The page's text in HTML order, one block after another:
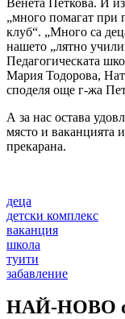
„много помагат при
клуб“. „Много са
нашето „лятно
Педагогическата
Мария Тодорова,
споделя още г-жа
А за нас остава
място и ваканцията
прекарана.
деца
детски комплекс
ваканция
школа
туити
забавление
НАЙ-НОВО